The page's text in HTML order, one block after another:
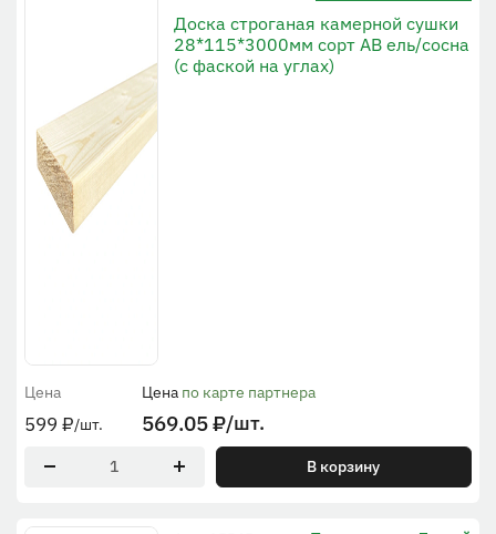
Доска строганая камерной сушки
28*115*3000мм сорт AB ель/сосна
(с фаской на углах)
Цена
599 ₽/шт.
Цена по карте партнера
569.05₽/шт.
В корзину